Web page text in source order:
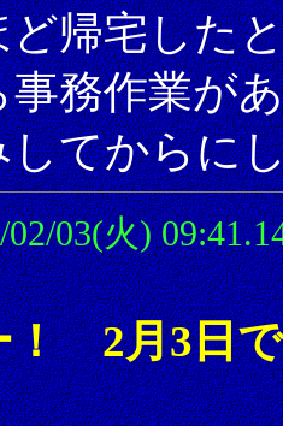
帰宅した
務作業が
してから
02/03(火)
！ 2月3日